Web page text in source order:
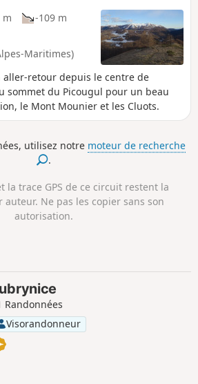
m
-109 m
Maritimes)
aller-retour depuis le centre de
sommet du Picougul pour un beau
le Mont Mounier et les Cluots.
utilisez notre moteur de recherche
.
la trace GPS de ce circuit restent la
Ne pas les copier sans son
autorisation.
Randonnées
Visorandonneur